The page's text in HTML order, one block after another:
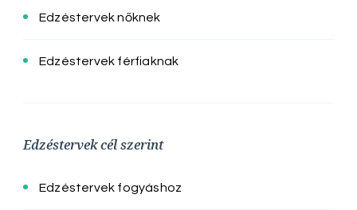
Edzéstervek nőknek
Edzéstervek férfiaknak
Edzéstervek cél szerint
Edzéstervek fogyáshoz